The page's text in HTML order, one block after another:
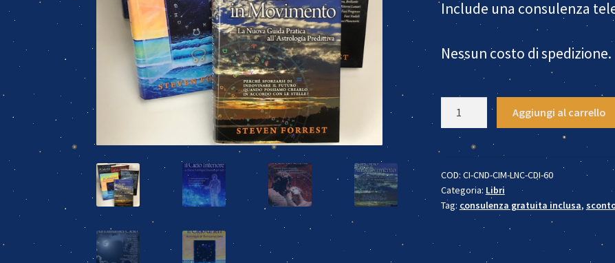
Include una consulenza
Nessun costo di spedizione.
2026
quantità
Aggiungi al carrello
COD: CI-CND-CIM-LNC-CDI-60
Categoria: Libri
Tag: consulenza gratuita inclusa,